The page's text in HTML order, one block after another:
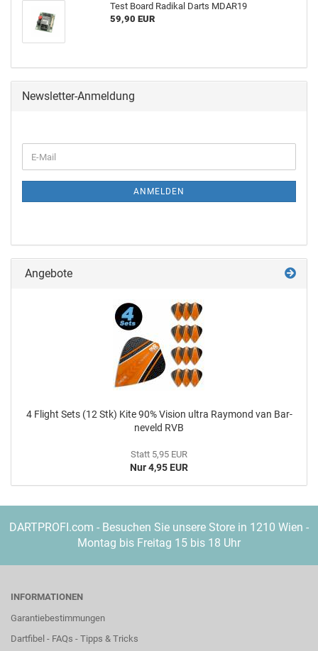
Test Board Ra­di­kal Darts MDAR19
59,90 EUR
Newsletter-Anmeldung
ANMELDEN
Angebote
4 Flight Sets (12 Stk) Kite 90% Vi­si­on ultra Ray­mond van Bar­
ne­veld RVB
Statt 5,95 EUR
Nur 4,95 EUR
DARTPROFI.com - Besuchen Sie unsere Store in 1210 Wien -
Montag bis Freitag 15 bis 18 Uhr
INFORMATIONEN
Garantiebestimmungen
Dartfibel - FAQs - Tipps & Tricks